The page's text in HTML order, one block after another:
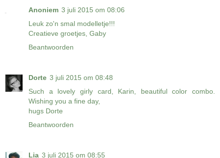
Anoniem 3 juli 2015 om 08:06
Leuk zo'n smal modelletje!!!
Creatieve groetjes, Gaby
Beantwoorden
Dorte 3 juli 2015 om 08:48
Such a lovely girly card, Karin, beautiful color combo.
Wishing you a fine day,
hugs Dorte
Beantwoorden
Lia 3 juli 2015 om 08:55